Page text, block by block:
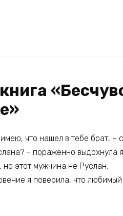
что нашел в тебе брат, –
– пораженно выдохнула
но этот мужчина не Руслан.
я поверила, что